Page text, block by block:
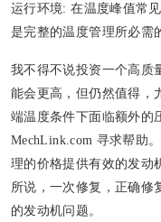
运行环境: 在温度峰值常
是完整的温度管理所必需
我不得不说投资一个高质
能会更高，但仍然值得，
端温度条件下面临额外的
MechLink.com 寻求帮助
理的价格提供有效的发动
所说，一次修复，正确修
的发动机问题。